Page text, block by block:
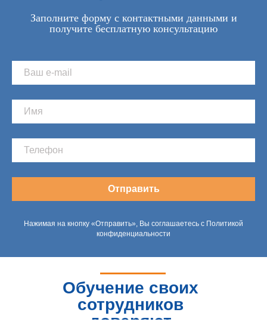
Заполните форму с контактными данными и
получите бесплатную консультацию
Отправить
Нажимая на кнопку «Отправить», Вы соглашаетесь с Политикой
конфиденциальности
Обучение своих
сотрудников
доверяют